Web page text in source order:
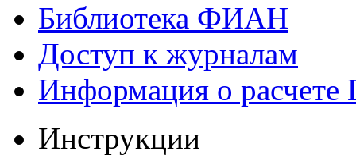
Библиотека ФИАН
Доступ к журналам
Информация о
Инструкции